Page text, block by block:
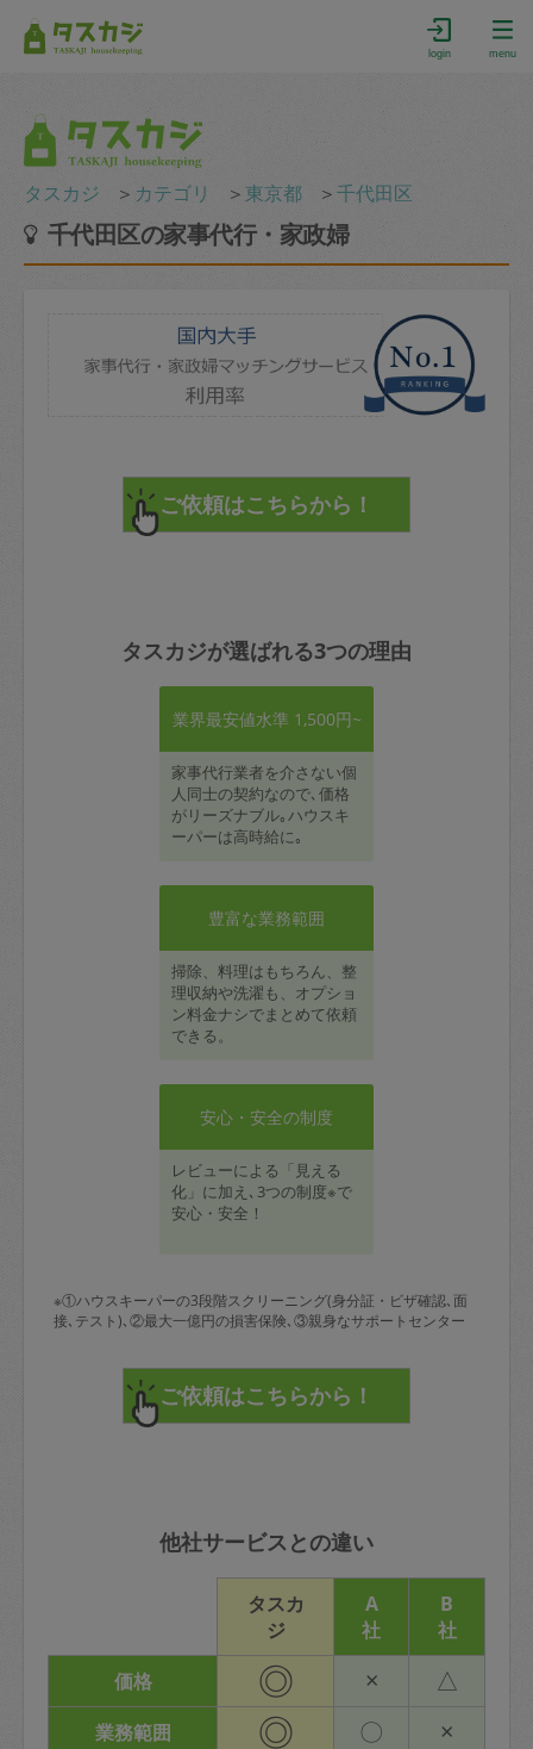
login menu
タスカジ ＞ カテゴリ ＞ 東京都 ＞千代田区
千代田区の家事代行・家政婦
タスカジが選ばれる3つの理由
業界最安値水準 1,500円~
家事代行業者を介さない個
人同士の契約なので､価格
がリーズナブル｡ハウスキ
ーパーは高時給に｡
豊富な業務範囲
掃除、料理はもちろん、整
理収納や洗濯も、オプショ
ン料金ナシでまとめて依頼
できる。
安心・安全の制度
レビューによる「見える
化」に加え､3つの制度※で
安心・安全！
※①ハウスキーパーの3段階スクリーニング(身分証・ビザ確認､面
接､テスト)､②最大一億円の損害保険､③親身なサポートセンター
他社サービスとの違い
タスカ
ジ
A
社
B
社
価格
◎ × △
業務範囲 ◎ 〇 ×